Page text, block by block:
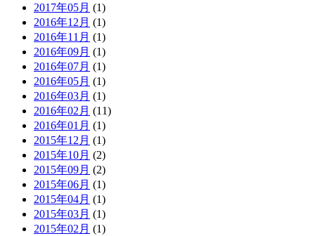
2017年05月 (1)
2016年12月 (1)
2016年11月 (1)
2016年09月 (1)
2016年07月 (1)
2016年05月 (1)
2016年03月 (1)
2016年02月 (11)
2016年01月 (1)
2015年12月 (1)
2015年10月 (2)
2015年09月 (2)
2015年06月 (1)
2015年04月 (1)
2015年03月 (1)
2015年02月 (1)